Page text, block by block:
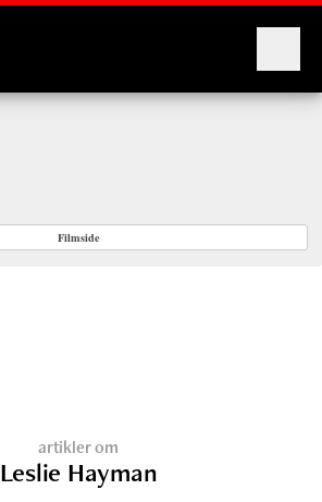
Filmside
artikler om
Leslie Hayman